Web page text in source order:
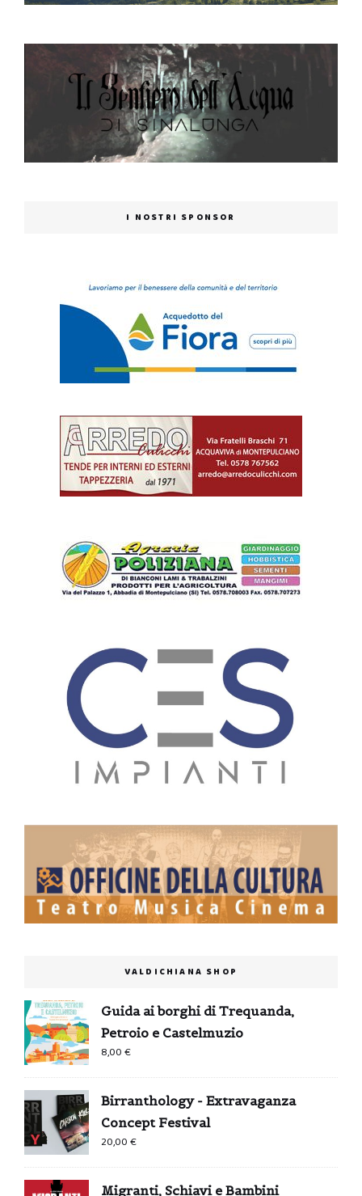
I NOSTRI SPONSOR
VALDICHIANA SHOP
Guida ai borghi di Trequanda,
Petroio e Castelmuzio
8,00€
Birranthology - Extravaganza
Concept Festival
20,00€
Migranti, Schiavi e Bambini